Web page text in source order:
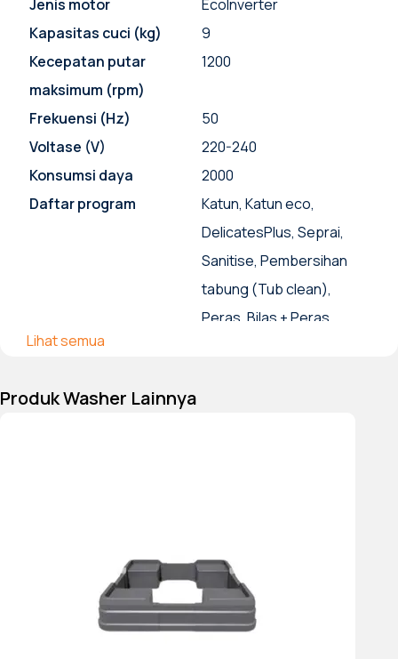
Lihat semua
Jenis motor
EcoInverter
Kapasitas cuci (kg)
9
Kecepatan putar
maksimum (rpm)
1200
Frekuensi (Hz)
50
Voltase (V)
220-240
Konsumsi daya
2000
Daftar program
Katun, Katun eco,
DelicatesPlus, Seprai,
Sanitise, Pembersihan
tabung (Tub clean),
Peras, Bilas + Peras,
Produk Washer Lainnya